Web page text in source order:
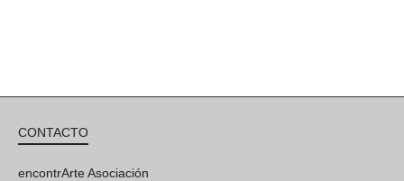
CONTACTO
encontrArte Asociación